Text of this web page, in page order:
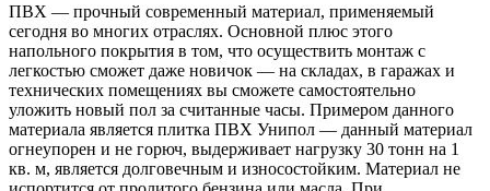
ПВХ — прочный современный материал, применяемый
сегодня во многих отраслях. Основной плюс этого
напольного покрытия в том, что осуществить монтаж с
легкостью сможет даже новичок — на складах, в гаражах и
технических помещениях вы сможете самостоятельно
уложить новый пол за считанные часы. Примером данного
материала является плитка ПВХ Унипол — данный материал
огнеупорен и не горюч, выдерживает нагрузку 30 тонн на 1
кв. м, является долговечным и износостойким. Материал не